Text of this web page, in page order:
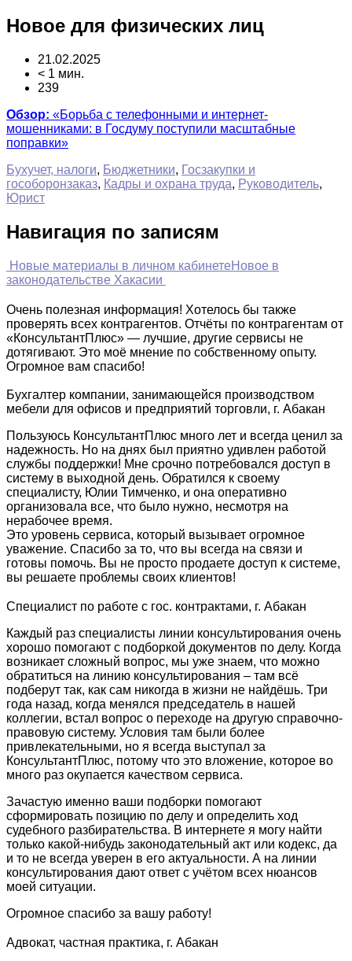
Новое для физических лиц
21.02.2025
< 1 мин.
239
Обзор: «Борьба с телефонными и интернет-
мошенниками: в Госдуму поступили масштабные
поправки»
Бухучет, налоги, Бюджетники, Госзакупки и
гособоронзаказ, Кадры и охрана труда, Руководитель,
Юрист
Навигация по записям
Новые материалы в личном кабинетеНовое в
законодательстве Хакасии
Очень полезная информация! Хотелось бы также
проверять всех контрагентов. Отчёты по контрагентам от
«КонсультантПлюс» — лучшие, другие сервисы не
дотягивают. Это моё мнение по собственному опыту.
Огромное вам спасибо!
Бухгалтер компании, занимающейся производством
мебели для офисов и предприятий торговли, г. Абакан
Пользуюсь КонсультантПлюс много лет и всегда ценил за
надежность. Но на днях был приятно удивлен работой
службы поддержки! Мне срочно потребовался доступ в
систему в выходной день. Обратился к своему
специалисту, Юлии Тимченко, и она оперативно
организовала все, что было нужно, несмотря на
нерабочее время.
Это уровень сервиса, который вызывает огромное
уважение. Спасибо за то, что вы всегда на связи и
готовы помочь. Вы не просто продаете доступ к системе,
вы решаете проблемы своих клиентов!
Специалист по работе с гос. контрактами, г. Абакан
Каждый раз специалисты линии консультирования очень
хорошо помогают с подборкой документов по делу. Когда
возникает сложный вопрос, мы уже знаем, что можно
обратиться на линию консультирования – там всё
подберут так, как сам никогда в жизни не найдёшь. Три
года назад, когда менялся председатель в нашей
коллегии, встал вопрос о переходе на другую справочно-
правовую систему. Условия там были более
привлекательными, но я всегда выступал за
КонсультантПлюс, потому что это вложение, которое во
много раз окупается качеством сервиса.
Зачастую именно ваши подборки помогают
сформировать позицию по делу и определить ход
судебного разбирательства. В интернете я могу найти
только какой-нибудь законодательный акт или кодекс, да
и то не всегда уверен в его актуальности. А на линии
консультирования дают ответ с учётом всех нюансов
моей ситуации.
Огромное спасибо за вашу работу!
Адвокат, частная практика, г. Абакан